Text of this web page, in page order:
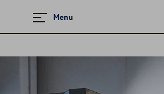
Menu
Strona główna